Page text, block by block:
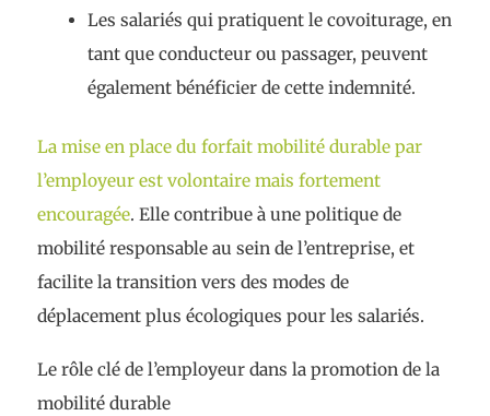
Les salariés qui pratiquent le covoiturage, en
tant que conducteur ou passager, peuvent
également bénéficier de cette indemnité.
La mise en place du forfait mobilité durable par
l’employeur est volontaire mais fortement
encouragée. Elle contribue à une politique de
mobilité responsable au sein de l’entreprise, et
facilite la transition vers des modes de
déplacement plus écologiques pour les salariés.
Le rôle clé de l’employeur dans la promotion de la
mobilité durable